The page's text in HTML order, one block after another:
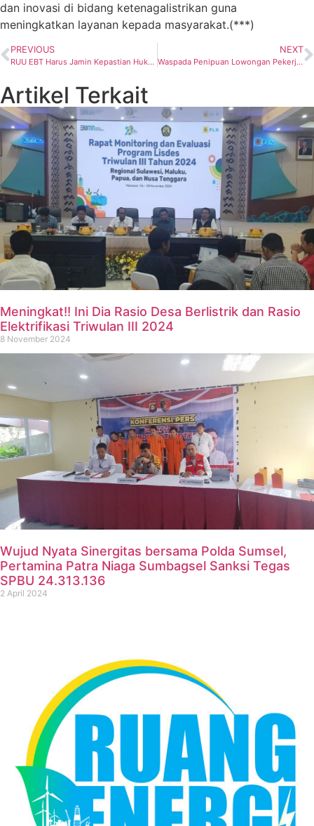
dan inovasi di bidang ketenagalistrikan guna
meningkatkan layanan kepada masyarakat.(***)
PREVIOUS
RUU EBT Harus Jamin Kepastian Hukum Kembangkan Energi Terbarukan
NEXT
Waspada Penipuan Lowongan Pekerjaan Mengatasnamakan PT PLN(Persero)
Artikel Terkait
Meningkat!! Ini Dia Rasio Desa Berlistrik dan Rasio
Elektrifikasi Triwulan III 2024
8 November 2024
Wujud Nyata Sinergitas bersama Polda Sumsel,
Pertamina Patra Niaga Sumbagsel Sanksi Tegas
SPBU 24.313.136
2 April 2024